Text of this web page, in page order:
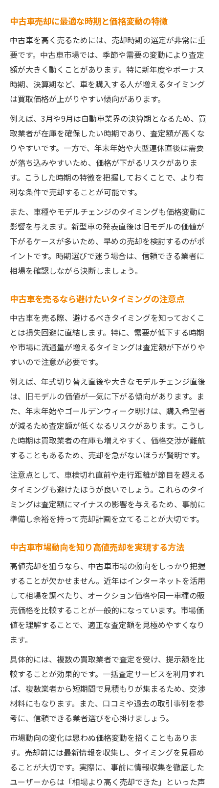
中古車売却に最適な時期と価格変動の特徴
中古車を高く売るためには、売却時期の選定が非常に重
要です。中古車市場では、季節や需要の変動により査定
額が大きく動くことがあります。特に新年度やボーナス
時期、決算期など、車を購入する人が増えるタイミング
は買取価格が上がりやすい傾向があります。
例えば、3月や9月は自動車業界の決算期となるため、買
取業者が在庫を確保したい時期であり、査定額が高くな
りやすいです。一方で、年末年始や大型連休直後は需要
が落ち込みやすいため、価格が下がるリスクがありま
す。こうした時期の特徴を把握しておくことで、より有
利な条件で売却することが可能です。
また、車種やモデルチェンジのタイミングも価格変動に
影響を与えます。新型車の発表直後は旧モデルの価値が
下がるケースが多いため、早めの売却を検討するのがポ
イントです。時期選びで迷う場合は、信頼できる業者に
相場を確認しながら決断しましょう。
中古車を売るなら避けたいタイミングの注意点
中古車を売る際、避けるべきタイミングを知っておくこ
とは損失回避に直結します。特に、需要が低下する時期
や市場に流通量が増えるタイミングは査定額が下がりや
すいので注意が必要です。
例えば、年式切り替え直後や大きなモデルチェンジ直後
は、旧モデルの価値が一気に下がる傾向があります。ま
た、年末年始やゴールデンウィーク明けは、購入希望者
が減るため査定額が低くなるリスクがあります。こうし
た時期は買取業者の在庫も増えやすく、価格交渉が難航
することもあるため、売却を急がないほうが賢明です。
注意点として、車検切れ直前や走行距離が節目を超える
タイミングも避けたほうが良いでしょう。これらのタイ
ミングは査定額にマイナスの影響を与えるため、事前に
準備し余裕を持って売却計画を立てることが大切です。
中古車市場動向を知り高値売却を実現する方法
高値売却を狙うなら、中古車市場の動向をしっかり把握
することが欠かせません。近年はインターネットを活用
して相場を調べたり、オークション価格や同一車種の販
売価格を比較することが一般的になっています。市場価
値を理解することで、適正な査定額を見極めやすくなり
ます。
具体的には、複数の買取業者で査定を受け、提示額を比
較することが効果的です。一括査定サービスを利用すれ
ば、複数業者から短期間で見積もりが集まるため、交渉
材料にもなります。また、口コミや過去の取引事例を参
考に、信頼できる業者選びを心掛けましょう。
市場動向の変化は思わぬ価格変動を招くこともありま
す。売却前には最新情報を収集し、タイミングを見極め
ることが大切です。実際に、事前に情報収集を徹底した
ユーザーからは「相場より高く売却できた」といった声